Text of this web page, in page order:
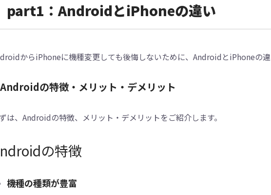
part1：AndroidとiPhoneの違い
からiPhoneに機種変更しても後悔しないために、AndroidとiPhoneの違
の特徴・メリット・デメリット
は、Androidの特徴、メリット・デメリットをご紹介します。
の特徴
機種の種類が豊富